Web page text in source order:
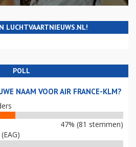
LUCHTVAARTNIEUWS.NL!
POLL
NAAM VOOR AIR FRANCE-KLM?
47% (81 stemmen)